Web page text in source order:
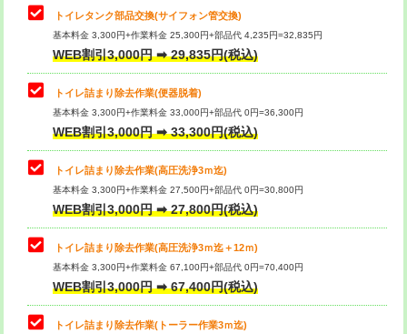
トイレタンク部品交換(サイフォン管交換)
基本料金 3,300円+作業料金 25,300円+部品代 4,235円=32,835円
WEB割引3,000円 ➡ 29,835円(税込)
トイレ詰まり除去作業(便器脱着)
基本料金 3,300円+作業料金 33,000円+部品代 0円=36,300円
WEB割引3,000円 ➡ 33,300円(税込)
トイレ詰まり除去作業(高圧洗浄3ｍ迄)
基本料金 3,300円+作業料金 27,500円+部品代 0円=30,800円
WEB割引3,000円 ➡ 27,800円(税込)
トイレ詰まり除去作業(高圧洗浄3ｍ迄＋12ｍ)
基本料金 3,300円+作業料金 67,100円+部品代 0円=70,400円
WEB割引3,000円 ➡ 67,400円(税込)
トイレ詰まり除去作業(トーラー作業3ｍ迄)